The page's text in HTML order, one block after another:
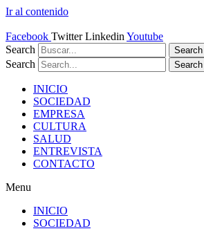
Ir al contenido
Facebook Twitter Linkedin Youtube
Search
Search
Search Search
INICIO
SOCIEDAD
EMPRESA
CULTURA
SALUD
ENTREVISTA
CONTACTO
Menu
INICIO
SOCIEDAD